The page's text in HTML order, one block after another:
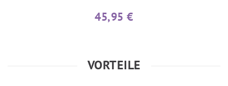
45,95 €
VORTEILE